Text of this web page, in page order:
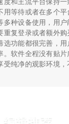
用等待或者在多个
多种设备使用，用
重复登录或者额外
选功能都很完善，
。软件全程没有贴
受纯净的观影环境